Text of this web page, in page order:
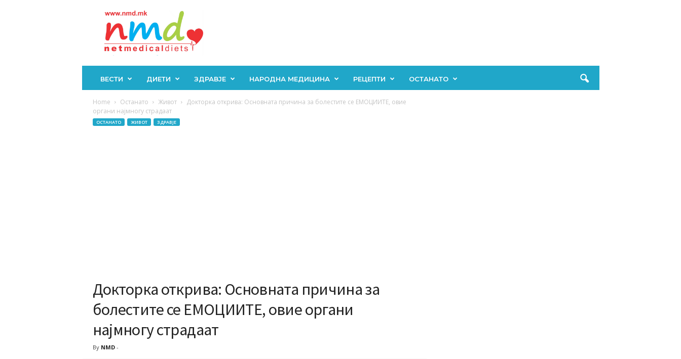
ВЕСТИ ДИЕТИ ЗДРАВЈЕ НАРОДНА МЕДИЦИНА РЕЦЕПТИ ОСТАНАТО
Home Останато Живот
Докторка открива: Основната причина за болестите се ЕМОЦИИТЕ, овие
органи најмногу cтрадаат
ОСТАНАТО ЖИВОТ ЗДРАВЈЕ
Докторка открива: Основната причина за
болестите се ЕМОЦИИТЕ, овие органи
најмногу cтрадаат
By NMD-